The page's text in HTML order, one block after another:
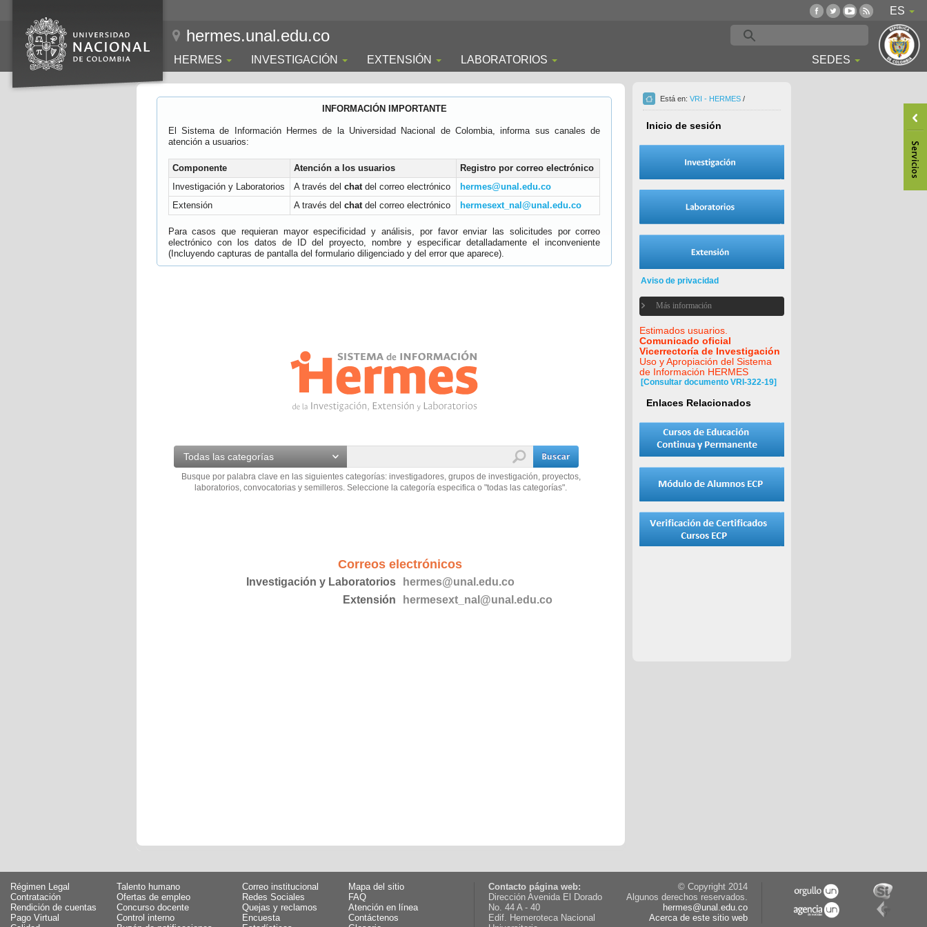
ES
hermes.unal.edu.co
HERMES INVESTIGACIÓN EXTENSIÓN LABORATORIOS SEDES
INFORMACIÓN IMPORTANTE
El Sistema de Información Hermes de la Universidad Nacional de Colombia, informa sus canales de
atención a usuarios:
Componente Atención a los usuarios
Registro por correo electrónico
Investigación y Laboratorios
A través del chatdel correo electrónico
hermes@unal.edu.co
Extensión
A través del chatdel correo electrónico hermesext_nal@unal.edu.co
Para casos que requieran mayor especificidad y análisis, por favor enviar las solicitudes por correo
electrónico con los datos de ID del proyecto, nombre y especificar detalladamente el inconveniente
(Incluyendo capturas de pantalla del formulario diligenciado y del error que aparece).
Todas las categorías
Busque por palabra clave en las siguientes categorías: investigadores, grupos de investigación, proyectos,
laboratorios, convocatorias y semilleros. Seleccione la categoría especifica o "todas las categorías".
Correos electrónicos
Investigación y Laboratorios
hermes@unal.edu.co
Extensión
hermesext_nal@unal.edu.co
Está en: VRI - HERMES /
Inicio de sesión
Aviso de privacidad
Más información
Estimados usuarios.
Comunicado oficial
Vicerrectoría de Investigación
Uso y Apropiación del Sistema
de Información HERMES
[Consultar documento VRI-322-19]
Enlaces Relacionados
Régimen Legal
Talento humano
Contratación
Ofertas de empleo
Rendición de cuentas
Concurso docente
Pago Virtual
Control interno
Correo institucional
Mapa del sitio
Redes Sociales
FAQ
Quejas y reclamos
Atención en línea
Encuesta
Contáctenos
Contacto página web:
Dirección Avenida El Dorado
No. 44 A - 40
Edif. Hemeroteca Nacional
© Copyright 2014
Algunos derechos reservados.
hermes@unal.edu.co
Acerca de este sitio web